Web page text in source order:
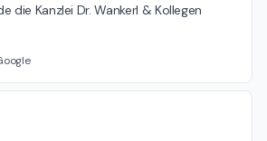
die Kanzlei Dr. Wankerl & Kollegen